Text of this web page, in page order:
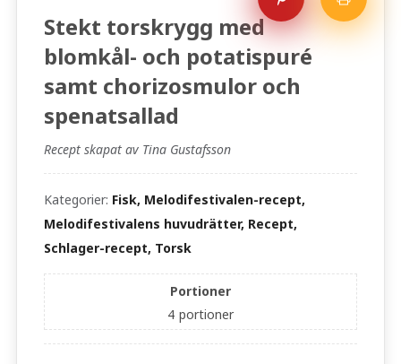
Stekt torskrygg med
blomkål- och potatispuré
samt chorizosmulor och
spenatsallad
Recept skapat av Tina Gustafsson
Kategorier: Fisk, Melodifestivalen-recept,
Melodifestivalens huvudrätter, Recept,
Schlager-recept, Torsk
Portioner
4 portioner